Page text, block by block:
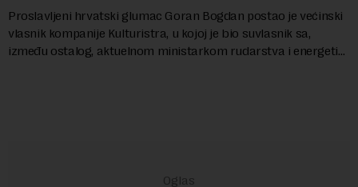
Proslavljeni hrvatski glumac Goran Bogdan postao je većinski
vlasnik kompanije Kulturistra, u kojoj je bio suvlasnik sa,
između ostalog, aktuelnom ministarkom rudarstva i energetike